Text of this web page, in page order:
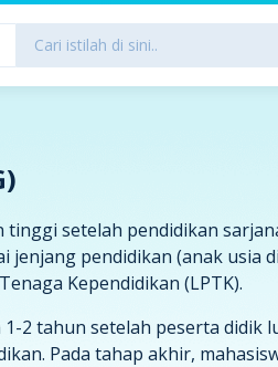
tinggi setelah pendidikan
pendidikan (anak usia
Kependidikan (LPTK).
2 tahun setelah peserta didik
Pada tahap akhir,